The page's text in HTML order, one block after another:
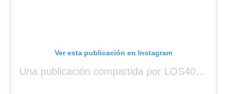
Ver esta publicación en Instagram
Una publicación compartida por LOS40 Panamá (@los40panama)